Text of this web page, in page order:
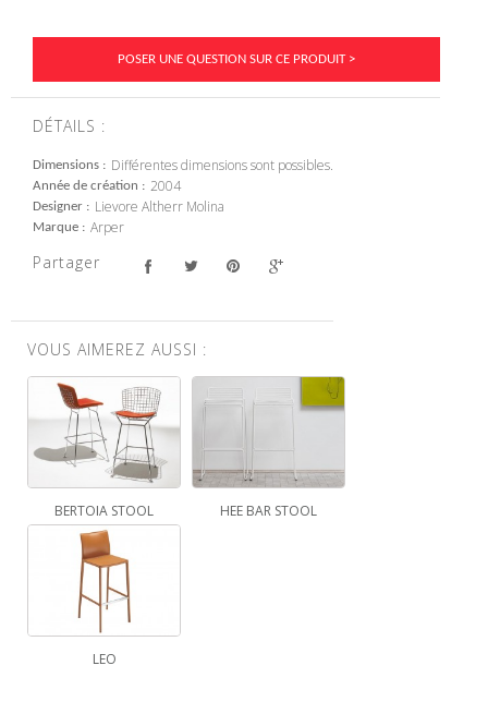
POSER UNE QUESTION SUR CE PRODUIT >
DÉTAILS :
Dimensions Différentes dimensions sont possibles.
Année de création 2004
Designer Lievore Altherr Molina
Marque Arper
Partager
VOUS AIMEREZ AUSSI :
BERTOIA STOOL HEE BAR STOOL
LEO